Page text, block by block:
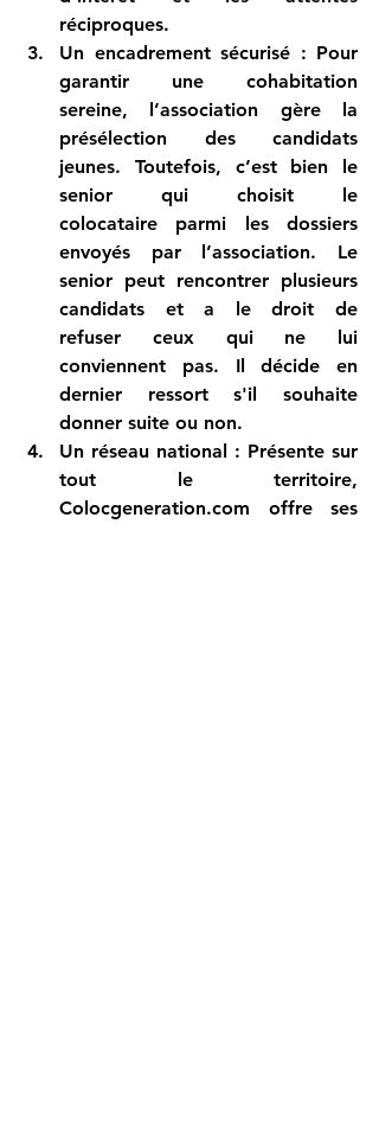
réciproques.
Un encadrement sécurisé : Pour
garantir une cohabitation
sereine, l’association gère la
présélection des candidats
jeunes. Toutefois, c’est bien le
senior qui choisit le
colocataire parmi les dossiers
envoyés par l’association. Le
senior peut rencontrer plusieurs
candidats et a le droit de
refuser ceux qui ne lui
conviennent pas. Il décide en
dernier ressort s'il souhaite
donner suite ou non.
Un réseau national : Présente sur
Colocgeneration.com offre ses